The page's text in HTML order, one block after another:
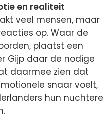
en realiteit
veel mensen, maar
op. Waar de
plaatst een
Gijp daar de nodige
daarmee zien dat
snaar voelt,
hun nuchtere